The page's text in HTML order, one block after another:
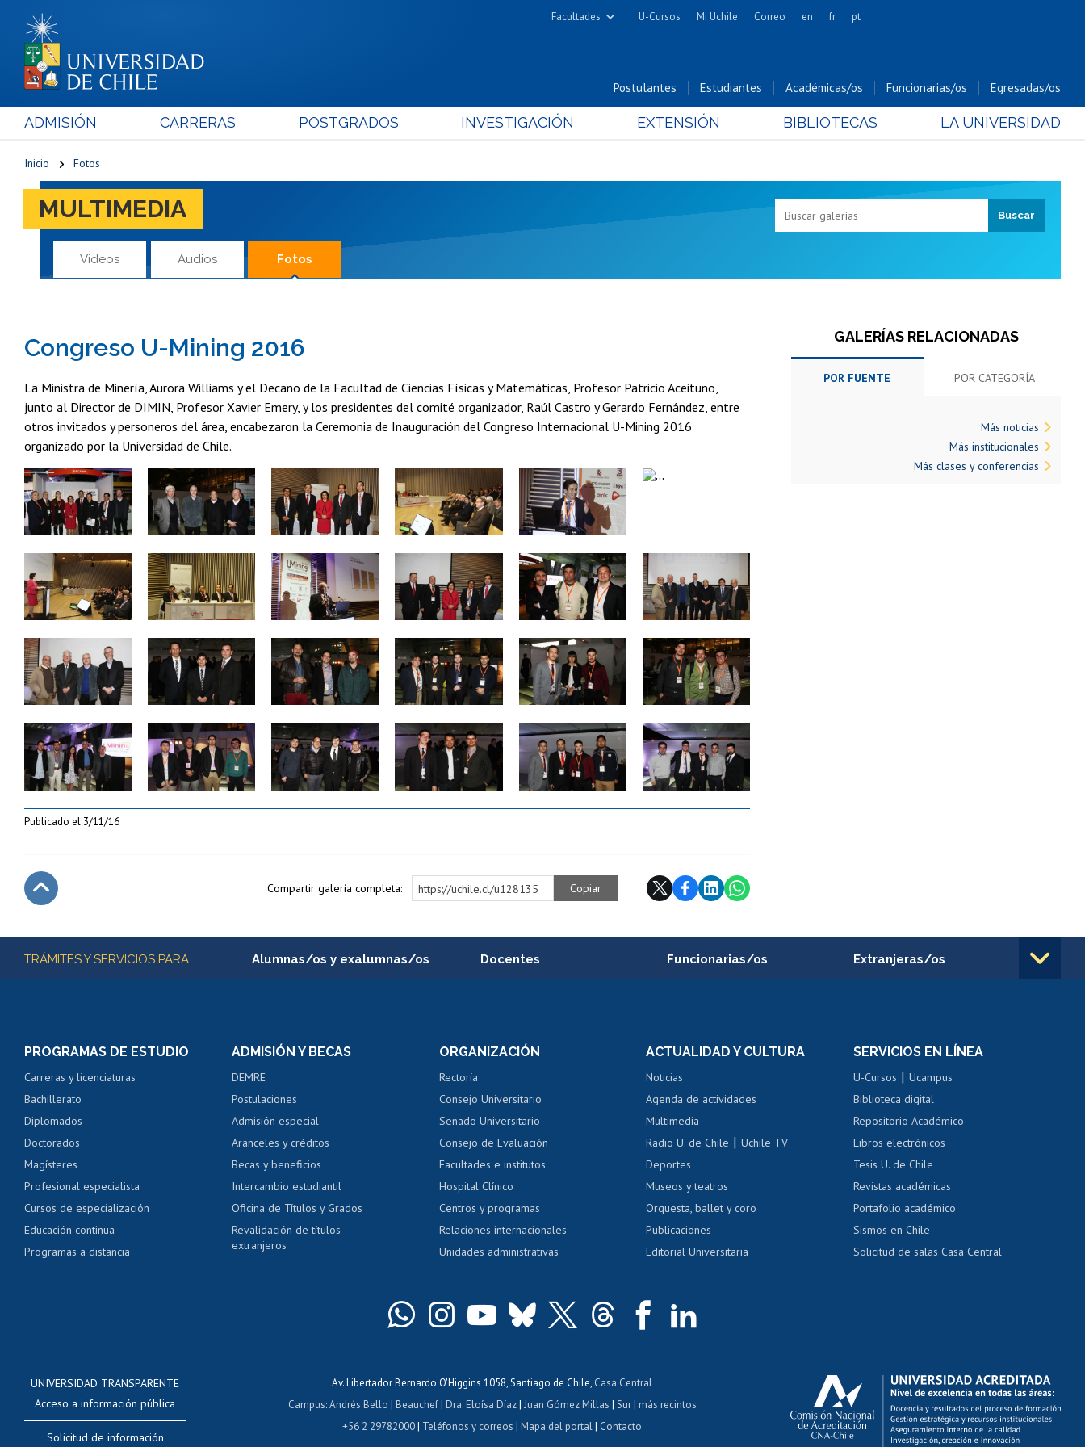
Facultades
Cs. Físicas y Matemáticas
Cs. Forestales y Conservación
Cs. Químicas y Farmacéuticas
Cs. Sociales
Gobierno
Nutrición y Tecnología de
Bachillerato
U-Cursos Mi Uchile Correo en fr pt
Postulantes Estudiantes Académicas/os Funcionarias/os Egresadas/os
ADMISIÓN CARRERAS POSTGRADOS INVESTIGACIÓN EXTENSIÓN BIBLIOTECAS LA UNIVERSIDAD
Inicio Fotos
MULTIMEDIA
Videos Audios Fotos
Congreso U-Mining 2016
La Ministra de Minería, Aurora Williams y el Decano de la Facultad de Ciencias Físicas y Matemáticas, Profesor Patricio Aceituno,
junto al Director de DIMIN, Profesor Xavier Emery, y los presidentes del comité organizador, Raúl Castro y Gerardo Fernández, entre
otros invitados y personeros del área, encabezaron la Ceremonia de Inauguración del Congreso Internacional U-Mining 2016
organizado por la Universidad de Chile.
Zoom Zoom Zoom Zoom Zoom Zoom
Zoom Zoom Zoom Zoom Zoom Zoom
Zoom Zoom Zoom Zoom Zoom Zoom
Zoom Zoom Zoom Zoom Zoom Zoom
Publicado el 3/11/16
Compartir galería completa: https://uchile.cl/u128135 Copiar
GALERÍAS RELACIONADAS
POR FUENTE POR CATEGORÍA
Más noticias
Más institucionales
Más clases y conferencias
Más información
TRÁMITES Y SERVICIOS PARA Alumnas/os y exalumnas/os
Servicio médico y dental
Pago de arancel y crédito alumnos
Pago de arancel y crédito exalumnos
Certificado de títulos y grados
Docentes
Perfeccionamiento
Evaluación docente
Calificación académica
Postulación al AUCAI
Funcionarias/os
Portal de movilidad interna
Certificado de renta
Certificado de renta
Extranjeras/os
Cursos de español
Mi Uchile Ayuda tecnológica Tarjeta TUI Acoso laboral, sexual y violencia Denuncias administrativas
PROGRAMAS DE ESTUDIO
Carreras y licenciaturas
Bachillerato
Diplomados
Doctorados
Magísteres
Profesional especialista
Cursos de especialización
Educación continua
Programas a distancia
ADMISIÓN Y BECAS
DEMRE
Postulaciones
Admisión especial
Aranceles y créditos
Becas y beneficios
Intercambio estudiantil
Oficina de Títulos y Grados
Revalidación de títulos
extranjeros
ORGANIZACIÓN
Rectoría
Consejo Universitario
Senado Universitario
Consejo de Evaluación
Facultades e institutos
Hospital Clínico
Centros y programas
Relaciones internacionales
Unidades administrativas
ACTUALIDAD Y CULTURA
Noticias
Agenda de actividades
Multimedia
Radio U. de Chile |Uchile TV
Deportes
Museos y teatros
Orquesta, ballet y coro
Publicaciones
Editorial Universitaria
SERVICIOS EN LÍNEA
U-Cursos |Ucampus
Biblioteca digital
Repositorio Académico
Libros electrónicos
Tesis U. de Chile
Revistas académicas
Portafolio académico
Sismos en Chile
Solicitud de salas Casa Central
UNIVERSIDAD TRANSPARENTE
Acceso a información pública
Solicitud de información
Av. Libertador Bernardo O'Higgins 1058, Santiago de Chile, Casa Central
Campus:Andrés Bello | Beauchef| Dra. Eloísa Díaz| Juan Gómez Millas | Sur| más recintos
+56 2 29782000| Teléfonos y correos |Mapa del portal| Contacto